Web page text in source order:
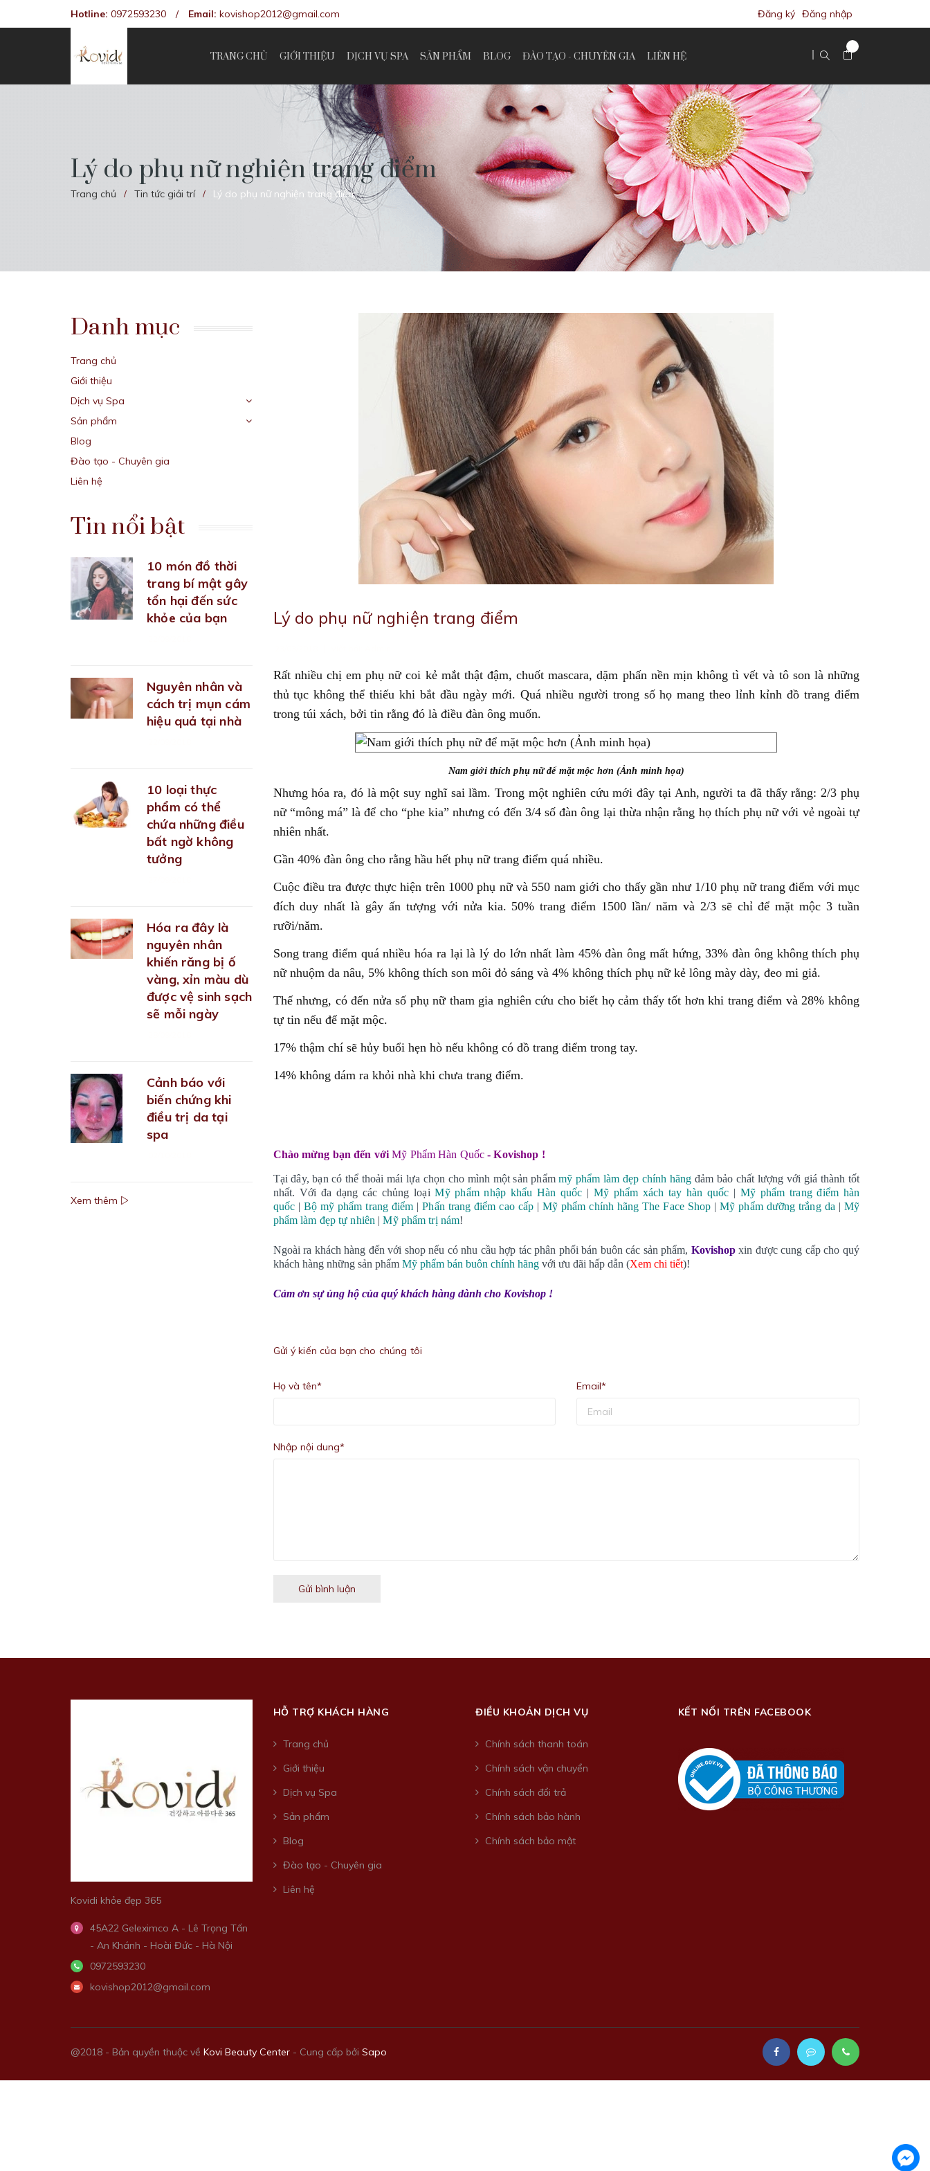
Hotline: 0972593230 / Email: kovishop2012@gmail.com Đăng ký Đăng nhập
TRANG CHỦ GIỚI THIỆU DỊCH VỤ SPA SẢN PHẨM BLOG ĐÀO TẠO - CHUYÊN GIA LIÊN HỆ
Lý do phụ nữ nghiện trang điểm
Trang chủ / Tin tức giải trí / Lý do phụ nữ nghiện trang điểm
Lý do phụ nữ nghiện trang điểm
Rất nhiều chị em phụ nữ coi kẻ mắt thật đậm, chuốt mascara, dặm phấn nền mịn không tì vết và tô son là những
thủ tục không thể thiếu khi bắt đầu ngày mới. Quá nhiều người trong số họ mang theo lỉnh kỉnh đồ trang điểm
trong túi xách, bởi tin rằng đó là điều đàn ông muốn.
Nam giới thích phụ nữ để mặt mộc hơn (Ảnh minh họa)
Nhưng hóa ra, đó là một suy nghĩ sai lầm. Trong một nghiên cứu mới đây tại Anh, người ta đã thấy rằng: 2/3 phụ
nữ “mông má” là để cho “phe kia” nhưng có đến 3/4 số đàn ông lại thừa nhận rằng họ thích phụ nữ với vẻ ngoài tự
nhiên nhất.
Gần 40% đàn ông cho rằng hầu hết phụ nữ trang điểm quá nhiều.
Cuộc điều tra được thực hiện trên 1000 phụ nữ và 550 nam giới cho thấy gần như 1/10 phụ nữ trang điểm với mục
đích duy nhất là gây ấn tượng với nửa kia. 50% trang điểm 1500 lần/ năm và 2/3 sẽ chỉ để mặt mộc 3 tuần
rưỡi/năm.
Song trang điểm quá nhiều hóa ra lại là lý do lớn nhất làm 45% đàn ông mất hứng, 33% đàn ông không thích phụ
nữ nhuộm da nâu, 5% không thích son môi đỏ sáng và 4% không thích phụ nữ kẻ lông mày dày, đeo mi giả.
Thế nhưng, có đến nửa số phụ nữ tham gia nghiên cứu cho biết họ cảm thấy tốt hơn khi trang điểm và 28% không
tự tin nếu để mặt mộc.
17% thậm chí sẽ hủy buổi hẹn hò nếu không có đồ trang điểm trong tay.
14% không dám ra khỏi nhà khi chưa trang điểm.
Chào mừng bạn đến vớiMỹ Phẩm Hàn Quốc - Kovishop !
Tại đây, bạn có thể thoải mái lựa chọn cho mình một sản phẩmmỹ phẩm làm đẹp chính hãng đảm bảo chất lượng với giá thành tốt
nhất. Với đa dạng các chủng loạiMỹ phẩm nhập khẩu Hàn quốc | Mỹ phẩm xách tay hàn quốc |Mỹ phẩm trang điểm hàn
quốc| Bộ mỹ phẩm trang điểm |Phấn trang điểm cao cấp | Mỹ phẩm chính hãng The Face Shop |Mỹ phẩm dưỡng trắng da | Mỹ
phẩm làm đẹp tự nhiên |Mỹ phẩm trị nám!
Ngoài ra khách hàng đến với shop nếu có nhu cầu hợp tác phân phối bán buôn các sản phẩm, Kovishopxin được cung cấp cho quý
khách hàng những sản phẩm Mỹ phẩm bán buôn chính hãngvới ưu đãi hấp dẫn (Xem chi tiết)!
Cảm ơn sự ủng hộ của quý khách hàng dành cho Kovishop !
Gửi ý kiến của bạn cho chúng tôi
Họ và tên* Email*
Nhập nội dung*
Gửi bình luận
Danh mục
Trang chủ
Giới thiệu
Dịch vụ Spa
Sản phẩm
Blog
Đào tạo - Chuyên gia
Liên hệ
Tin nổi bật
10 món đồ thời
trang bí mật gây
tổn hại đến sức
khỏe của bạn
Nguyên nhân và
cách trị mụn cám
hiệu quả tại nhà
10 loại thực
phẩm có thể
chứa những điều
bất ngờ không
tưởng
Hóa ra đây là
nguyên nhân
khiến răng bị ố
vàng, xỉn màu dù
được vệ sinh sạch
sẽ mỗi ngày
Cảnh báo với
biến chứng khi
điều trị da tại
spa
Xem thêm
Kovidi khỏe đẹp 365
45A22 Geleximco A - Lê Trọng Tấn
- An Khánh - Hoài Đức - Hà Nội
0972593230
kovishop2012@gmail.com
HỖ TRỢ KHÁCH HÀNG
Trang chủ
Giới thiệu
Dịch vụ Spa
Sản phẩm
Blog
Đào tạo - Chuyên gia
Liên hệ
ĐIỀU KHOẢN DỊCH VỤ
Chính sách thanh toán
Chính sách vận chuyển
Chính sách đổi trả
Chính sách bảo hành
Chính sách bảo mật
KẾT NỐI TRÊN FACEBOOK
@2018 - Bản quyền thuộc về Kovi Beauty Center - Cung cấp bởi Sapo